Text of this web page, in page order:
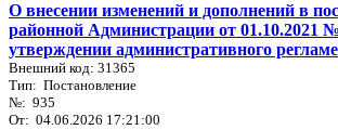
О внесении изменений и дополнений в
районной Администрации от 01.10.2021
утверждении административного
Внешний код: 31365
Тип: Постановление
№: 935
От: 04.06.2026 17:21:00